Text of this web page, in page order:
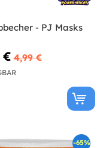
- PJ Masks
€ 4,99 €
-65%